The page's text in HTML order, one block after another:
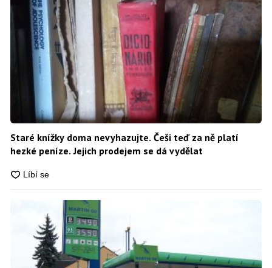
Staré knížky doma nevyhazujte. Češi teď za ně platí
hezké peníze. Jejich prodejem se dá vydělat